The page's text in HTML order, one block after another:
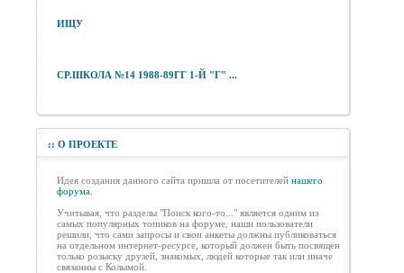
ИЩУ
СР.ШКОЛА №14 1988-89ГГ 1-Й "Г" ...
:: О ПРОЕКТЕ
Идея создания данного сайта пришла от посетителей нашего
форума
Учитывая, что разделы "Поиск кого-то..." является одним из
самых популярных топиков на форуме, наши пользователи
решили, что сами запросы и свои анкеты должны публиковаться
на отдельном интернет-ресурсе, который должен быть посвящен
только розыску друзей, знакомых, людей которые так или иначе
связанны с Колымой.